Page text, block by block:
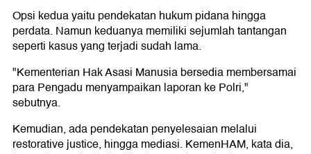
Opsi kedua yaitu pendekatan hukum pidana hingga
perdata. Namun keduanya memiliki sejumlah tantangan
seperti kasus yang terjadi sudah lama.
"Kementerian Hak Asasi Manusia bersedia membersamai
para Pengadu menyampaikan laporan ke Polri,"
sebutnya.
Kemudian, ada pendekatan penyelesaian melalui
restorative justice, hingga mediasi. KemenHAM, kata dia,